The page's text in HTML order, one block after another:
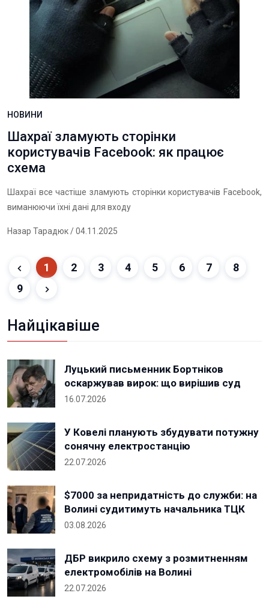
НОВИНИ
Шахраї зламують сторінки
користувачів Facebook: як працює
схема
Шахраї все частіше зламують сторінки користувачів Facebook,
виманюючи їхні дані для входу
Назар Тарадюк/ 04.11.2025
1 2 3 4 5 6 7
8
9
Найцікавіше
Луцький письменник Бортніков
оскаржував вирок: що вирішив суд
16.07.2026
У Ковелі планують збудувати потужну
сонячну електростанцію
22.07.2026
$7000 за непридатність до служби: на
Волині судитимуть начальника ТЦК
03.08.2026
ДБР викрило схему з розмитненням
електромобілів на Волині
22.07.2026